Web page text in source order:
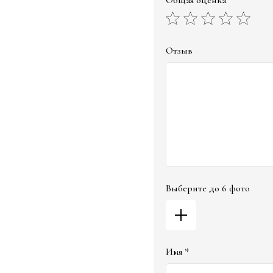
Отзыв
Выберите до 6 фото
Имя *